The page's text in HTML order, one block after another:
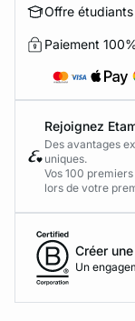
Offre
Paiement
Rejoignez
Des avantages
uniques.
Vos 100
lors de votre
Créer
Un